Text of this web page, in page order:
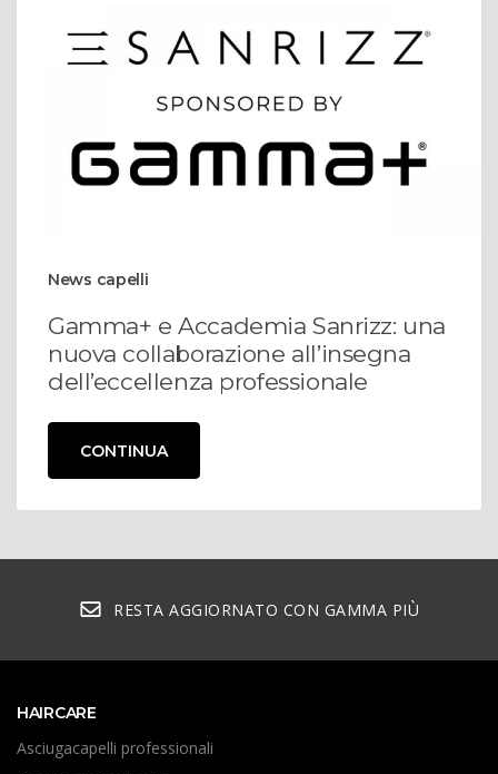
News capelli
Gamma+ e Accademia Sanrizz: una
nuova collaborazione all’insegna
dell’eccellenza professionale
CONTINUA
RESTA AGGIORNATO CON GAMMA PIÙ
HAIRCARE
Asciugacapelli professionali